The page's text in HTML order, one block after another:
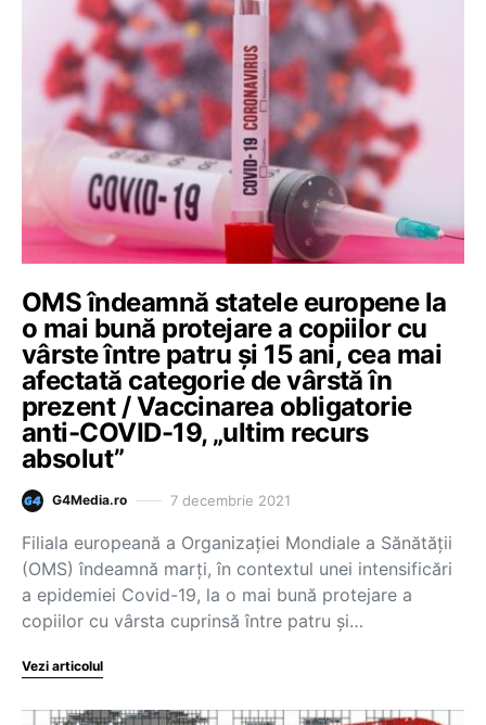
OMS îndeamnă statele europene la
o mai bună protejare a copiilor cu
vârste între patru și 15 ani, cea mai
afectată categorie de vârstă în
prezent / Vaccinarea obligatorie
anti-COVID-19, „ultim recurs
absolut”
G4Media.ro 7 decembrie 2021
Filiala europeană a Organizaţiei Mondiale a Sănătăţii
(OMS) îndeamnă marţi, în contextul unei intensificări
a epidemiei Covid-19, la o mai bună protejare a
copiilor cu vârsta cuprinsă între patru şi…
Vezi articolul